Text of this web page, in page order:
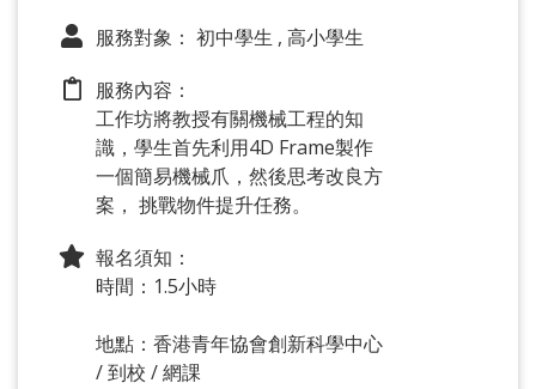
服務對象： 初中學生 , 高小學生
服務內容：
工作坊將教授有關機械工程的知
識，學生首先利用4D Frame製作
一個簡易機械爪，然後思考改良方
案， 挑戰物件提升任務。
報名須知：
時間：1.5小時
地點：香港青年協會創新科學中心
/ 到校 / 網課